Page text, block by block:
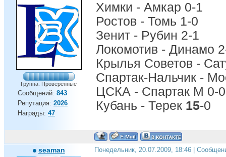
Группа: Проверенные
Сообщений: 843
Репутация: 2026
Награды: 47
Химки - Амкар 0-1
Ростов - Томь 1-0
Зенит - Рубин 2-1
Локомотив - Динамо
Крылья Советов -
Спартак-Нальчик -
ЦСКА - Спартак М 0-0
Кубань - Терек 15-0
seaman Понедельник, 20.07.2009, 18:46 |